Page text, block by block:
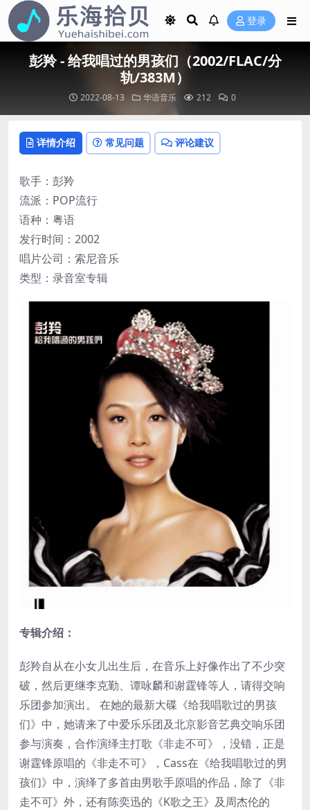
登录
彭羚 - 给我唱过的男孩们（2002/FLAC/分
轨/383M）
2022-08-13 华语音乐 212 0
详情介绍 常见问题 评论建议
歌手：彭羚
流派：POP流行
语种：粤语
发行时间：2002
唱片公司：索尼音乐
类型：录音室专辑
专辑介绍：
彭羚自从在小女儿出生后，在音乐上好像作出了不少突
破，然后更继李克勤、谭咏麟和谢霆锋等人，请得交响
乐团参加演出。 在她的最新大碟《给我唱歌过的男孩
们》中，她请来了中爱乐乐团及北京影音艺典交响乐团
参与演奏，合作演绎主打歌《非走不可》，没错，正是
谢霆锋原唱的《非走不可》，Cass在《给我唱歌过的男
孩们》中，演绎了多首由男歌手原唱的作品，除了《非
走不可》外，还有陈奕迅的《K歌之王》及周杰伦的